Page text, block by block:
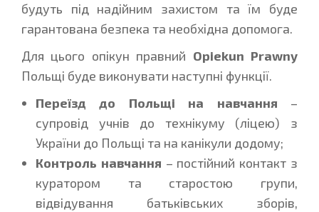
будуть під надійним захистом та їм буде
гарантована безпека та необхідна допомога.
Для цього опікун правний Opiekun Prawny
Польщі буде виконувати наступні функції.
Переїзд до Польщі на навчання –
супровід учнів до технікуму (ліцею) з
України до Польщі та на канікули додому;
Контроль навчання – постійний контакт з
куратором та старостою групи,
відвідування батьківських зборів,